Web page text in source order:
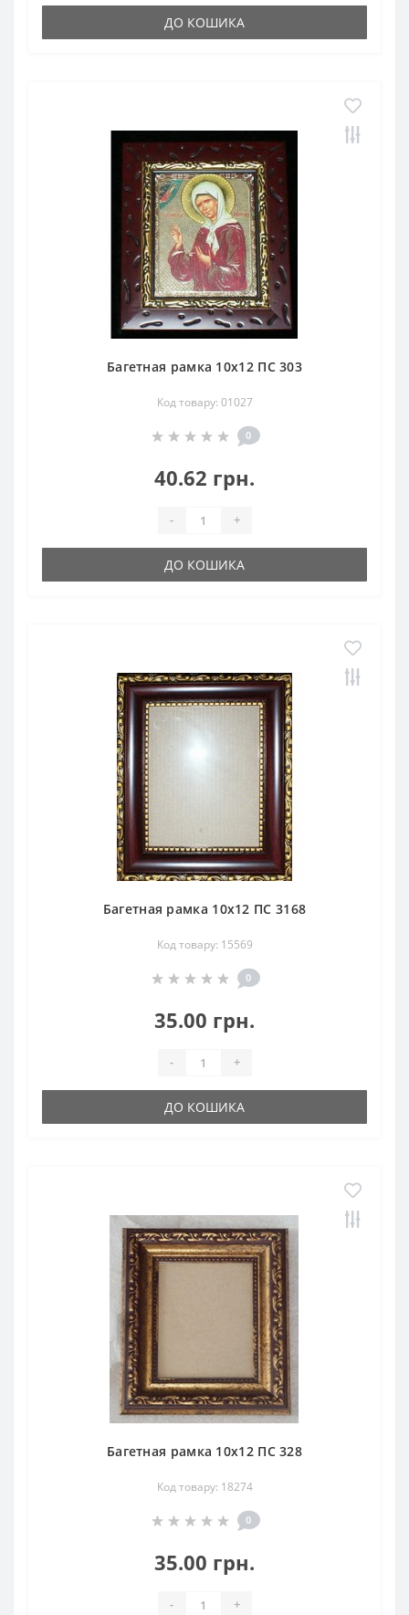
ДО КОШИКА
Багетная рамка 10х12 ПС 303
Код товару: 01027
0
40.62 грн.
- +
ДО КОШИКА
Багетная рамка 10х12 ПС 3168
Код товару: 15569
0
35.00 грн.
- +
ДО КОШИКА
Багетная рамка 10х12 ПС 328
Код товару: 18274
0
35.00 грн.
- +